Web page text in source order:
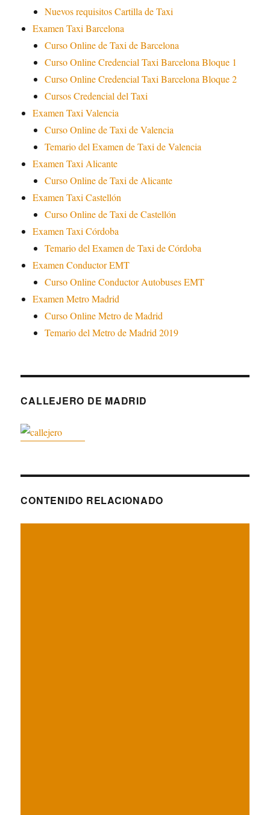
Nuevos requisitos Cartilla de Taxi
Examen Taxi Barcelona
Curso Online de Taxi de Barcelona
Curso Online Credencial Taxi Barcelona Bloque 1
Curso Online Credencial Taxi Barcelona Bloque 2
Cursos Credencial del Taxi
Examen Taxi Valencia
Curso Online de Taxi de Valencia
Temario del Examen de Taxi de Valencia
Examen Taxi Alicante
Curso Online de Taxi de Alicante
Examen Taxi Castellón
Curso Online de Taxi de Castellón
Examen Taxi Córdoba
Temario del Examen de Taxi de Córdoba
Examen Conductor EMT
Curso Online Conductor Autobuses EMT
Examen Metro Madrid
Curso Online Metro de Madrid
Temario del Metro de Madrid 2019
CALLEJERO DE MADRID
CONTENIDO RELACIONADO